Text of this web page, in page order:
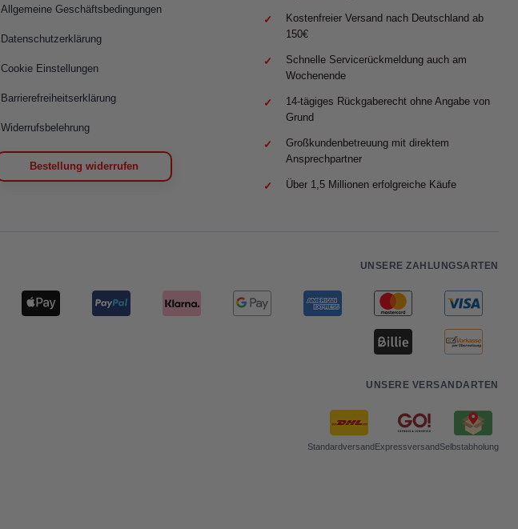
Allgemeine Geschäftsbedingungen
Datenschutzerklärung
Cookie Einstellungen
Barrierefreiheitserklärung
Widerrufsbelehrung
Bestellung widerrufen
Kostenfreier Versand nach Deutschland ab
150€
Schnelle Servicerückmeldung auch am
Wochenende
14-tägiges Rückgaberecht ohne Angabe von
Grund
Großkundenbetreuung mit direktem
Ansprechpartner
Über 1,5 Millionen erfolgreiche Käufe
UNSERE ZAHLUNGSARTEN
UNSERE VERSANDARTEN
StandardversandExpressversandSelbstabholung